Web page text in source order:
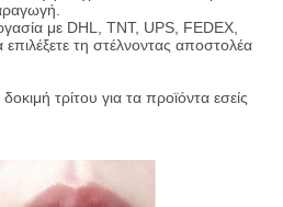
με DHL, TNT, UPS, FEDEX,
τη στέλνοντας αποστολέα
τρίτου για τα προϊόντα εσείς